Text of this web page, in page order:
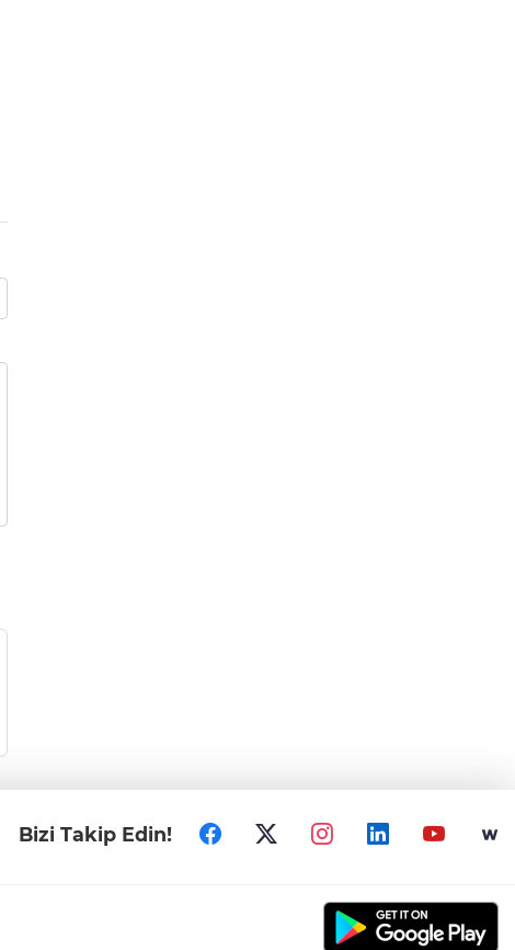
Bizi Takip Edin!